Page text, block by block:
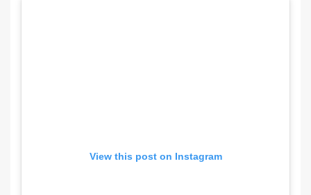
View this post on Instagram